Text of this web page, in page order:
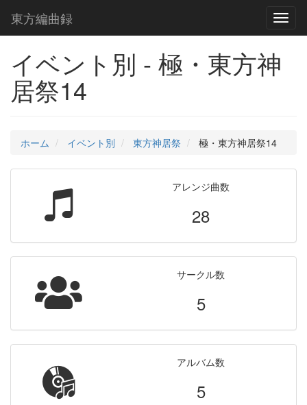
東方編曲録
イベント別 - 極・東方神
居祭14
ホーム イベント別 東方神居祭 極・東方神居祭14
アレンジ曲数
28
サークル数
5
アルバム数
5